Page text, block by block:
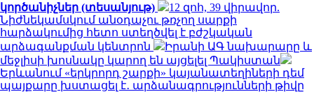
կործանիչներ (տեսանյութ)
12 զոհ, 39 վիրավոր.
Նիժնեկամսկում անօդաչու թռչող սարքի
հարձակումից հետո ստեղծվել է բժշկական
արձագանքման կենտրոն
Իրանի ԱԳ նախարարը և
մեջլիսի խոսնակը կարող են այցելել Պակիստան
Երևանում «երկրորդ շարքի» կայանատեղիների դեմ
պայքարը խստացել է․ արձանագրությունների թիվը